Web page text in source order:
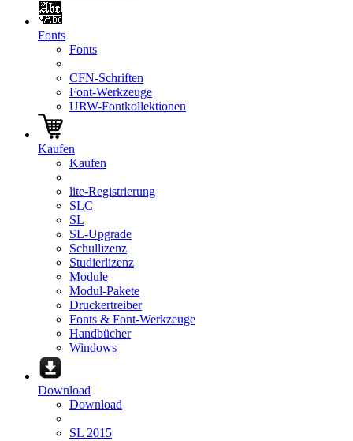
Fonts
Fonts
CFN-Schriften
Font-Werkzeuge
URW-Fontkollektionen
Kaufen
Kaufen
lite-Registrierung
SLC
SL
SL-Upgrade
Schullizenz
Studierlizenz
Module
Modul-Pakete
Druckertreiber
Fonts & Font-Werkzeuge
Handbücher
Windows
Download
Download
SL 2015